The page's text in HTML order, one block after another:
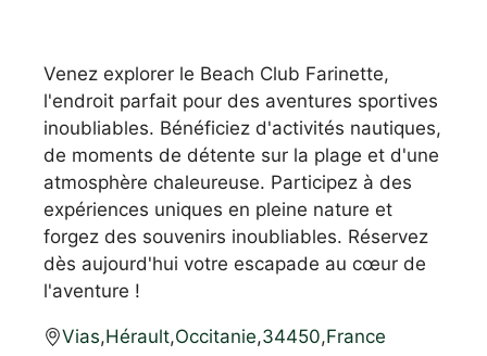
Venez explorer le Beach Club Farinette,
l'endroit parfait pour des aventures sportives
inoubliables. Bénéficiez d'activités nautiques,
de moments de détente sur la plage et d'une
atmosphère chaleureuse. Participez à des
expériences uniques en pleine nature et
forgez des souvenirs inoubliables. Réservez
dès aujourd'hui votre escapade au cœur de
l'aventure !
Vias,Hérault,Occitanie,34450,France